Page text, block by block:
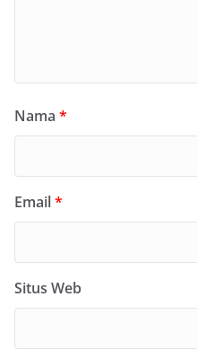
Nama *
Email*
Situs Web